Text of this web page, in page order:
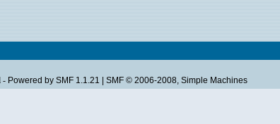
- Powered by SMF 1.1.21 SMF © 2006-2008, Simple Machines